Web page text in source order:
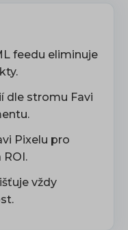
feedu eliminuje
dle stromu Favi
Pixelu pro
vždy